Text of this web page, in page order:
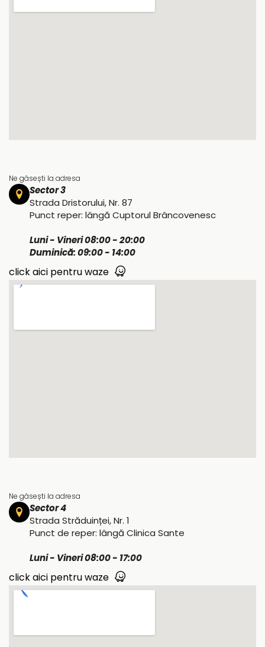
Ne găsești la adresa
Sector 3
Strada Dristorului, Nr. 87
Punct reper: lângă Cuptorul Brâncovenesc
Luni - Vineri 08:00 - 20:00
Duminică: 09:00 - 14:00
click aici pentru waze
Ne găsești la adresa
Sector 4
Strada Străduinței, Nr. 1
Punct de reper: lângă Clinica Sante
Luni - Vineri 08:00 - 17:00
click aici pentru waze